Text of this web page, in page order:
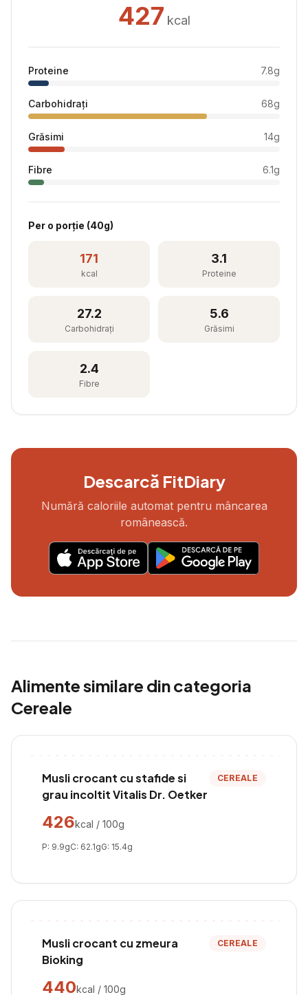
427 kcal
Proteine 7.8g
Carbohidrați 68g
Grăsimi 14g
Fibre 6.1g
Per o porție (40g)
171
kcal
3.1
Proteine
27.2
Carbohidrați
5.6
Grăsimi
2.4
Fibre
Descarcă FitDiary
Numără caloriile automat pentru mâncarea
românească.
Alimente similare din categoria
Cereale
Musli crocant cu stafide si
grau incoltit Vitalis Dr. Oetker
CEREALE
426kcal / 100g
P: 9.9gC: 62.1gG: 15.4g
Musli crocant cu zmeura
Bioking
CEREALE
440kcal / 100g